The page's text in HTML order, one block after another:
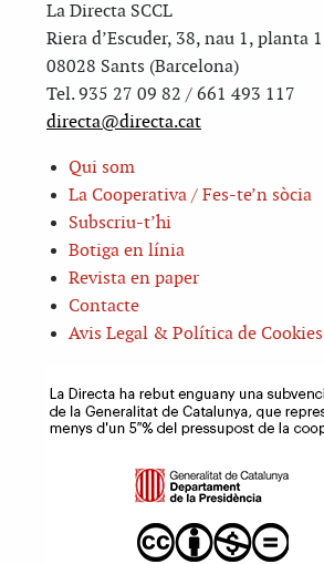
La Directa SCCL
Riera d’Escuder, 38, nau 1, planta 1
08028 Sants (Barcelona)
Tel. 935 27 09 82 / 661 493 117
directa@directa.cat
Qui som
La Cooperativa / Fes-te’n sòcia
Subscriu-t’hi
Botiga en línia
Revista en paper
Contacte
Avis Legal & Política de Cookies